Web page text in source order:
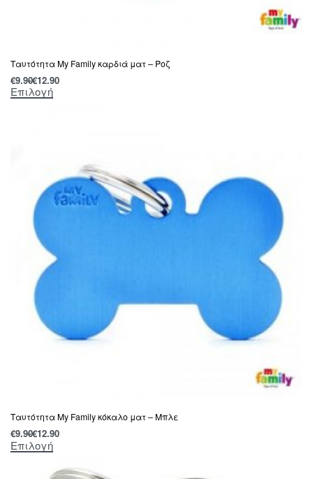
Ταυτότητα My Family καρδιά ματ – Ροζ
€9.90€12.90
Επιλογή
Tαυτότητα Μy Family κόκαλο ματ – Μπλε
€9.90€12.90
Επιλογή